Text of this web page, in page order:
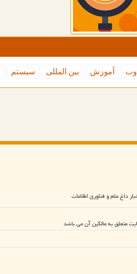
وب آموزش بین المللی سیستم
داغ علم و فناوری اطلاعات